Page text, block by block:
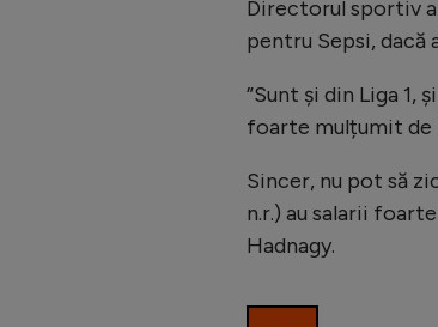
Directorul sportiv
pentru Sepsi, dacă
”Sunt și din Liga 1,
foarte mulțumit de
Sincer, nu pot să
n.r.) au salarii
Hadnagy.